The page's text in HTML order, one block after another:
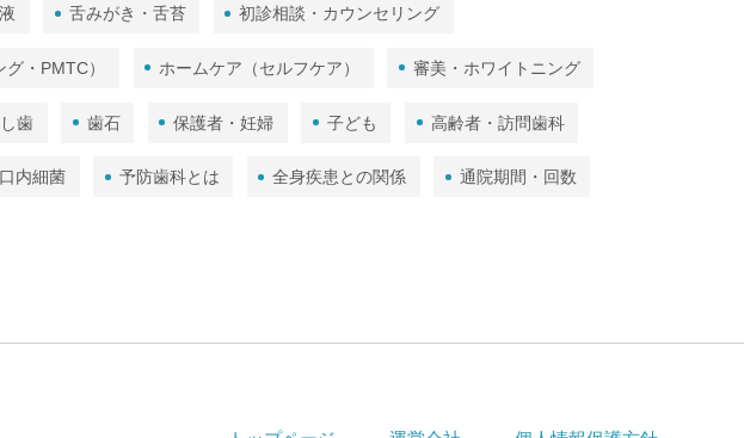
舌みがき・舌苔 初診相談・カウンセリング
・PMTC） ホームケア（セルフケア） 審美・ホワイトニング
歯 歯石 保護者・妊婦 子ども 高齢者・訪問歯科
口内細菌 予防歯科とは 全身疾患との関係 通院期間・回数